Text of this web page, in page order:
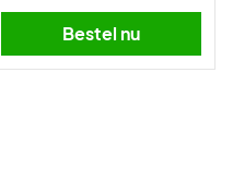
Bestel nu